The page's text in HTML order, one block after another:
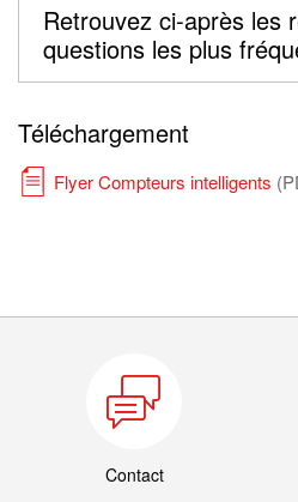
Retrouvez ci-après les
questions les plus
Téléchargement
Flyer Compteurs intelligents
Contact